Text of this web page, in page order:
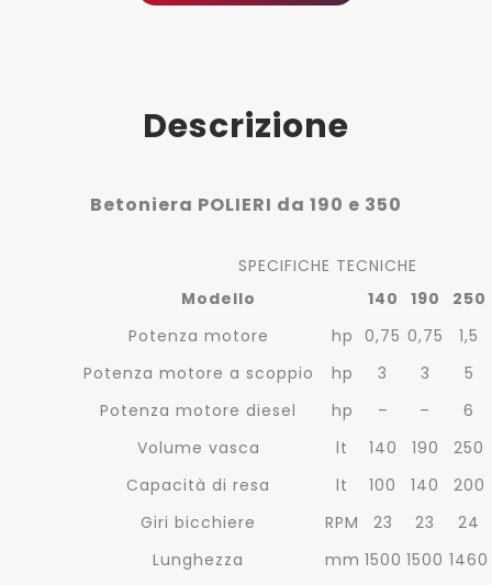
Descrizione
Betoniera POLIERI da 190 e 350
SPECIFICHE TECNICHE
Modello
140 190
250
Potenza motore
hp 0,75 0,75
1,5
Potenza motore a scoppio
hp 3 3
5
Potenza motore diesel
hp – –
6
Volume vasca
lt 140 190
250
Capacità di resa
lt 100 140
200
Giri bicchiere
RPM 23 23
24
Lunghezza
mm 1500 1500 1460